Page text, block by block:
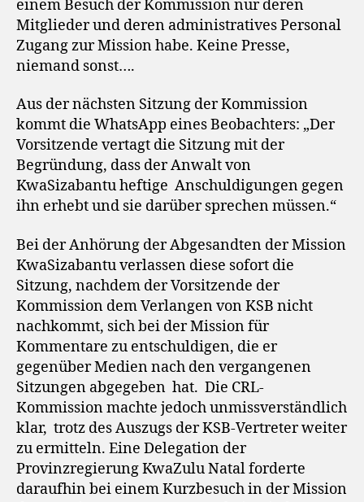
einem Besuch der Kommission nur deren
Mitglieder und deren administratives Personal
Zugang zur Mission habe. Keine Presse,
niemand sonst….
Aus der nächsten Sitzung der Kommission
kommt die WhatsApp eines Beobachters: „Der
Vorsitzende vertagt die Sitzung mit der
Begründung, dass der Anwalt von
KwaSizabantu heftige Anschuldigungen gegen
ihn erhebt und sie darüber sprechen müssen.“
Bei der Anhörung der Abgesandten der Mission
KwaSizabantu verlassen diese sofort die
Sitzung, nachdem der Vorsitzende der
Kommission dem Verlangen von KSB nicht
nachkommt, sich bei der Mission für
Kommentare zu entschuldigen, die er
gegenüber Medien nach den vergangenen
Sitzungen abgegeben hat. Die CRL-
Kommission machte jedoch unmissverständlich
klar, trotz des Auszugs der KSB-Vertreter weiter
zu ermitteln. Eine Delegation der
Provinzregierung KwaZulu Natal forderte
daraufhin bei einem Kurzbesuch in der Mission